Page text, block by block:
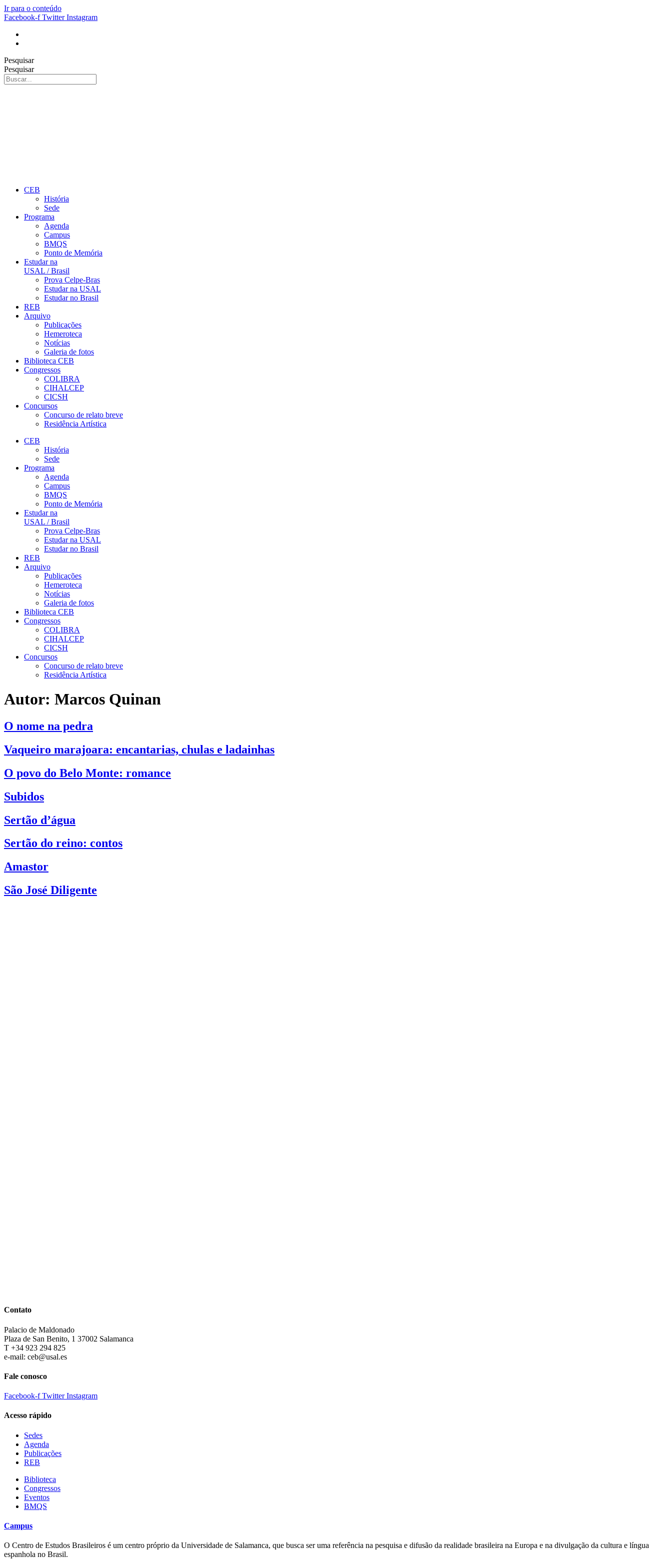
Ir para o conteúdo
Facebook-f Twitter Instagram
Pesquisar
Pesquisar
CEB
História
Sede
Programa
Agenda
Campus
BMQS
Ponto de Memória
Estudar na
USAL / Brasil
Prova Celpe-Bras
Estudar na USAL
Estudar no Brasil
REB
Arquivo
Publicações
Hemeroteca
Notícias
Galeria de fotos
Biblioteca CEB
Congressos
COLIBRA
CIHALCEP
CICSH
Concursos
Concurso de relato breve
Residência Artística
CEB
História
Sede
Programa
Agenda
Campus
BMQS
Ponto de Memória
Estudar na
USAL / Brasil
Prova Celpe-Bras
Estudar na USAL
Estudar no Brasil
REB
Arquivo
Publicações
Hemeroteca
Notícias
Galeria de fotos
Biblioteca CEB
Congressos
COLIBRA
CIHALCEP
CICSH
Concursos
Concurso de relato breve
Residência Artística
Autor: Marcos Quinan
O nome na pedra
Vaqueiro marajoara: encantarias, chulas e ladainhas
O povo do Belo Monte: romance
Subidos
Sertão d’água
Sertão do reino: contos
Amastor
São José Diligente
Contato
Palacio de Maldonado
Plaza de San Benito, 1 37002 Salamanca
T +34 923 294 825
e-mail: ceb@usal.es
Fale conosco
Facebook-f Twitter Instagram
Acesso rápido
Sedes
Agenda
Publicações
REB
Biblioteca
Congressos
Eventos
BMQS
Campus
O Centro de Estudos Brasileiros é um centro próprio da Universidade de Salamanca, que busca ser uma referência na pesquisa e difusão da realidade brasileira na Europa e na divulgação da cultura e língua
espanhola no Brasil.